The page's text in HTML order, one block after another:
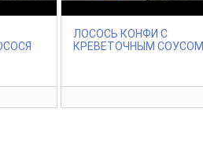
ЛОСОСЬ КОНФИ С
КРЕВЕТОЧНЫМ СОУСОМ